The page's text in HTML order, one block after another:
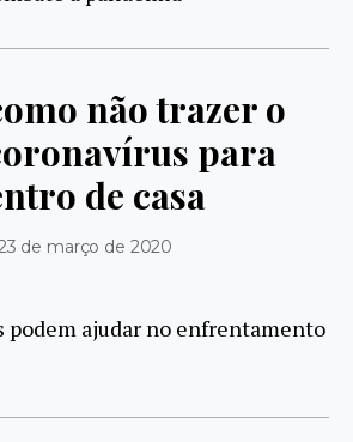
não trazer o
para
de casa
de março de 2020
podem ajudar no enfrentamento